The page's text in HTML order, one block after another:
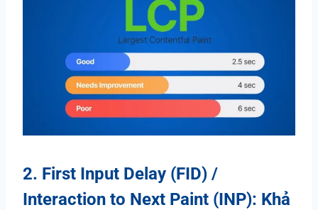
2. First Input Delay (FID) /
Interaction to Next Paint (INP): Khả